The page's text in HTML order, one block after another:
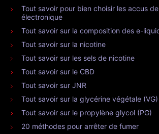
Tout savoir pour bien choisir les accus
électronique
Tout savoir sur la composition des e-
Tout savoir sur la nicotine
Tout savoir sur les sels de nicotine
Tout savoir sur le CBD
Tout savoir sur JNR
Tout savoir sur la glycérine végétale (VG)
Tout savoir sur le propylène glycol (PG)
20 méthodes pour arrêter de fumer